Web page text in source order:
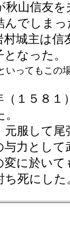
山信友を
んでしま
城主は信
なった。
いってもこの
１５８１
服して尾
力として
に於いて
ち死にした